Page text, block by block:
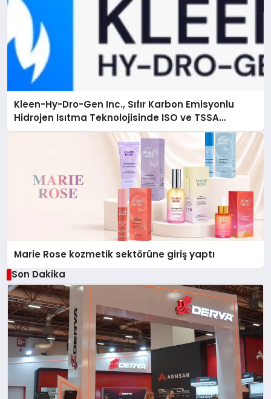
Kleen-Hy-Dro-Gen Inc., Sıfır Karbon Emisyonlu
Hidrojen Isıtma Teknolojisinde ISO ve TSSA
Düzenleyici Onaylarını Aldı
Marie Rose kozmetik sektörüne giriş yaptı
Son Dakika